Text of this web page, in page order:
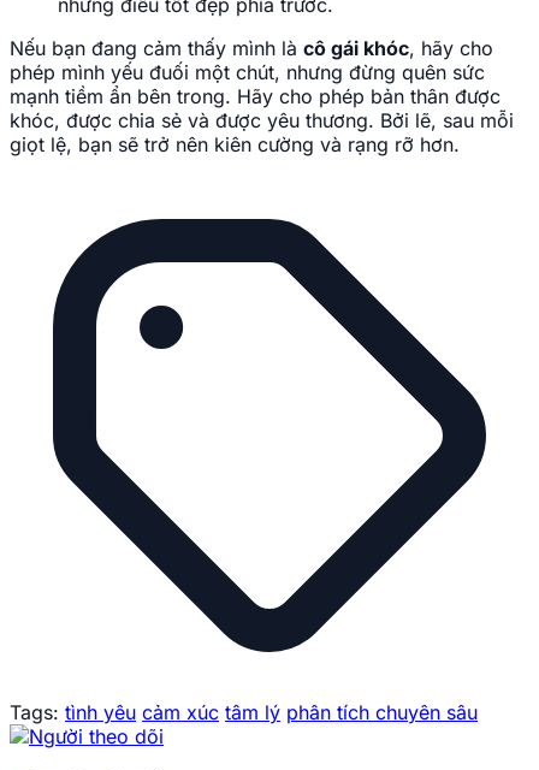
những điều tốt đẹp phía trước.
Nếu bạn đang cảm thấy mình là cô gái khóc, hãy cho
phép mình yếu đuối một chút, nhưng đừng quên sức
mạnh tiềm ẩn bên trong. Hãy cho phép bản thân được
khóc, được chia sẻ và được yêu thương. Bởi lẽ, sau mỗi
giọt lệ, bạn sẽ trở nên kiên cường và rạng rỡ hơn.
Tags: tình yêu cảm xúc tâm lý phân tích chuyên sâu